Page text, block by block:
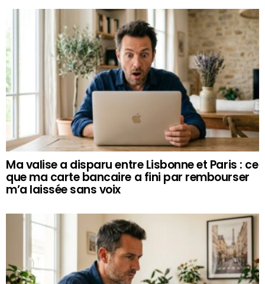
Ma valise a disparu entre Lisbonne et Paris : ce
que ma carte bancaire a fini par rembourser
m’a laissée sans voix